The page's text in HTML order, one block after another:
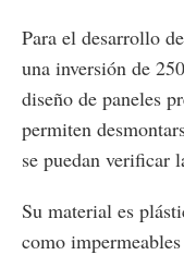
Para el desarrollo
una inversión de
diseño de paneles
permiten
se puedan verificar
Su material es
como